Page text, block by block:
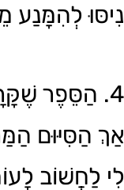
נִיסּוּ לְהִמָּנַע
4. הַסֵּפֶר
אַךְ הַסִּיּוּם
לִי לַחֲשׁוֹב